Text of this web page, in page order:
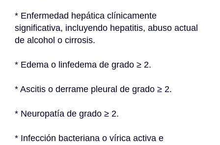
* Enfermedad hepática clínicamente
significativa, incluyendo hepatitis, abuso actual
de alcohol o cirrosis.
* Edema o linfedema de grado ≥ 2.
* Ascitis o derrame pleural de grado ≥ 2.
* Neuropatía de grado ≥ 2.
* Infección bacteriana o vírica activa e